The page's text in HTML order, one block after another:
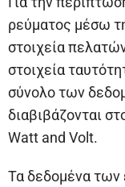
ρεύματος μέσω
στοιχεία
στοιχεία
σύνολο των
διαβιβάζονται
Watt and Volt.
Τα δεδομένα των